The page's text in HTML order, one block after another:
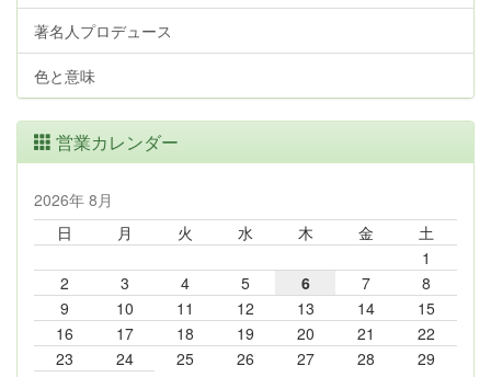
著名人プロデュース
色と意味
営業カレンダー
2026年 8月
日
月 火 水 木 金
土
1
2
3 4 5 6 7
8
9
10 11 12 13 14
15
16
17 18 19 20 21
22
23
24 25 26 27 28
29